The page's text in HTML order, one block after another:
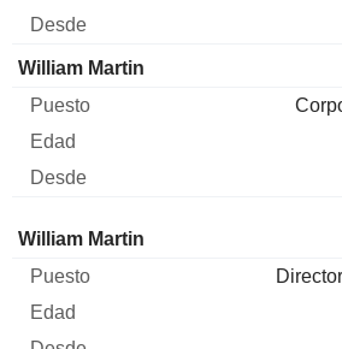
William Martin
Administrador
William Martin